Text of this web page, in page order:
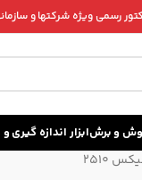
رسمی ویژه شرکتها و
جوش و برشابزار اندازه گيری